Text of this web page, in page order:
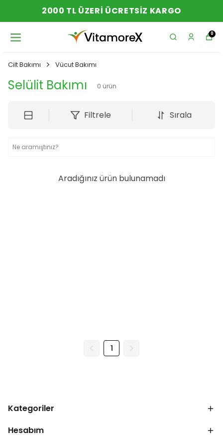
2000 TL ÜZERI ÜCRETSIZ KARGO
0
Cilt Bakımı Vücut Bakımı
Selülit Bakımı 0 ürün
Filtrele Sırala
Aradığınız ürün bulunamadı
1
Kategoriler
Hesabım